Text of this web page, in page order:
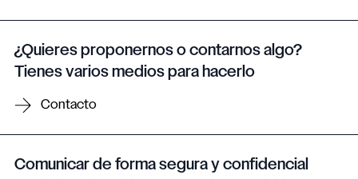
¿Quieres proponernos o contarnos algo?
Tienes varios medios para hacerlo
Contacto
Comunicar de forma segura y confidencial